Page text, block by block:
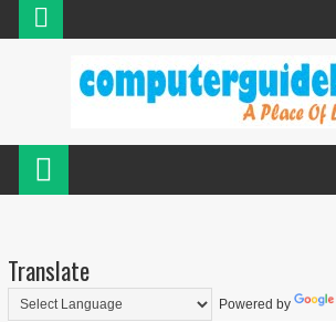
Translate
Powered by